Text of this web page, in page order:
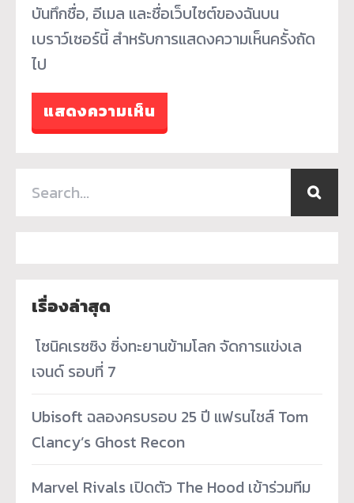
บันทึกชื่อ, อีเมล และชื่อเว็บไซต์ของฉันบน
เบราว์เซอร์นี้ สำหรับการแสดงความเห็นครั้งถัด
ไป
เรื่องล่าสุด
­ โซนิคเรซซิง ซิ่งทะยานข้ามโลก จัดการแข่งเล
เจนด์ รอบที่ 7
Ubisoft ฉลองครบรอบ 25 ปี แฟรนไชส์ Tom
Clancy’s Ghost Recon
Marvel Rivals เปิดตัว The Hood เข้าร่วมทีม